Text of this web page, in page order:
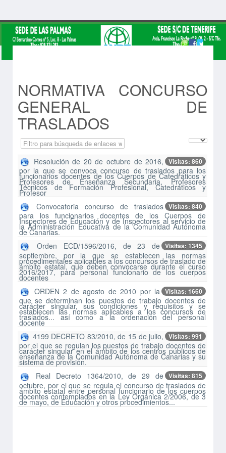
NORMATIVA CONCURSO
GENERAL DE
TRASLADOS
Despublicado Campo 'Filtrar' Cantidad
Visitas: 860
Resolución de 20 de octubre de 2016,
por la que se convoca concurso de traslados para los
funcionarios docentes de los Cuerpos de Catedráticos y
Profesores de Enseñanza Secundaria, Profesores
Técnicos de Formación Profesional, Catedráticos y
Profesor
Visitas: 840
Convocatoria concurso de traslados
para los funcionarios docentes de los Cuerpos de
Inspectores de Educación y de Inspectores al servicio de
la Administración Educativa de la Comunidad Autónoma
de Canarias.
Visitas: 1345
Orden ECD/1596/2016, de 23 de
septiembre, por la que se establecen las normas
procedimentales aplicables a los concursos de traslado de
ámbito estatal, que deben convocarse durante el curso
2016/2017, para personal funcionario de los cuerpos
docentes
Visitas: 1660
ORDEN 2 de agosto de 2010 por la
que se determinan los puestos de trabajo docentes de
carácter singular, sus condiciones y requisitos y se
establecen las normas aplicables a los concursos de
traslados... así como a la ordenación del personal
docente
Visitas: 991
4199 DECRETO 83/2010, de 15 de julio,
por el que se regulan los puestos de trabajo docentes de
carácter singular en el ámbito de los centros públicos de
enseñanza de la Comunidad Autónoma de Canarias y su
sistema de provisión.
Visitas: 815
Real Decreto 1364/2010, de 29 de
octubre, por el que se regula el concurso de traslados de
ámbito estatal entre personal funcionario de los cuerpos
docentes contemplados en la Ley Orgánica 2/2006, de 3
de mayo, de Educación y otros procedimientos...